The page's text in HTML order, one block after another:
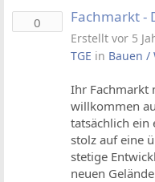
0 Fachmarkt -
Erstellt vor 5
TGE in Bauen /
Ihr Fachmarkt
willkommen
tatsächlich ein
stolz auf eine
stetige
neuen